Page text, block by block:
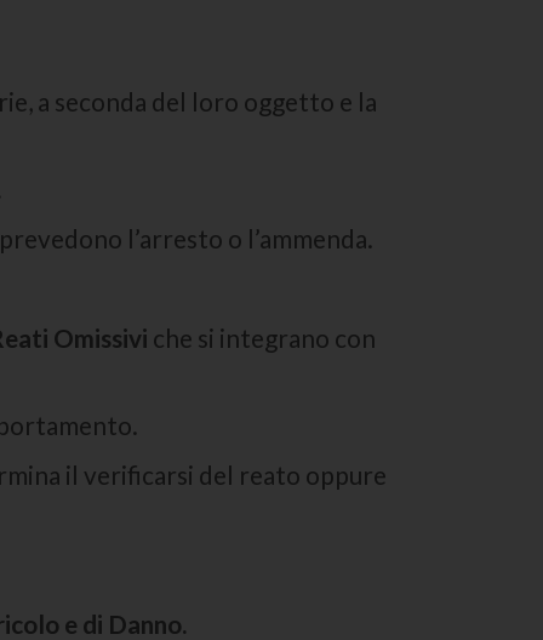
a seconda del loro oggetto e la
l’arresto o l’ammenda.
Omissivi che si integrano con
il verificarsi del reato oppure
e di Danno.